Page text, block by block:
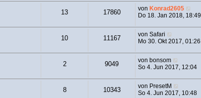
13 17860 von Konrad2605
Do 18. Jan 2018, 18:49
10 11167 vonSafari
Mo 30. Okt 2017, 01:26
2 9049 von bonsom
So 4. Jun 2017, 12:04
8 10343 von PresetM
So 4. Jun 2017, 10:48